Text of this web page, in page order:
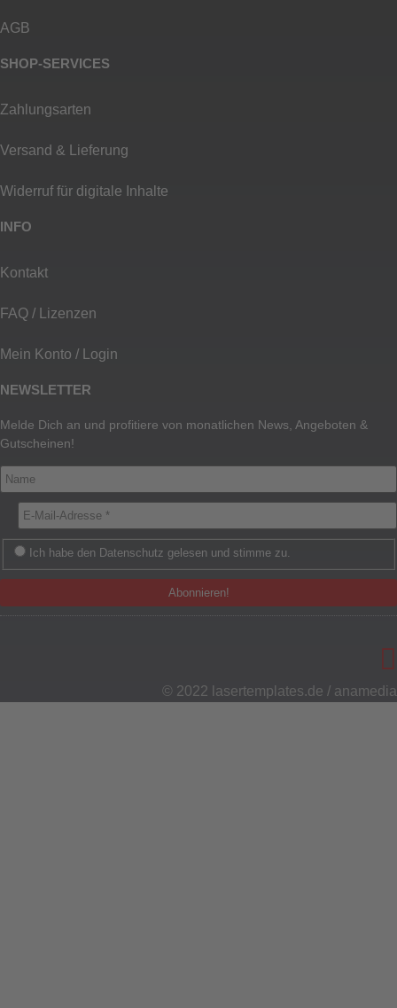
AGB
SHOP-SERVICES
Zahlungsarten
Versand & Lieferung
Widerruf für digitale Inhalte
INFO
Kontakt
FAQ / Lizenzen
Mein Konto / Login
NEWSLETTER
Melde Dich an und profitiere von monatlichen News, Angeboten &
Gutscheinen!
Ich habe den Datenschutz gelesen und stimme zu.
© 2022 lasertemplates.de / anamedia